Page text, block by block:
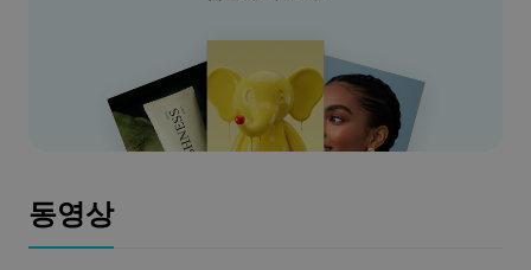
Dreamina Seedance 2.5
Nano Banana Pro
사용 사례
마케팅
효과 템플릿
크리에이티브 파트너 프로그램
CapCut 크리에이티브 캠퍼스
보안 센터
합합니다. 직관적인 인터페이스와 빠른 처리 속도로 작업의
효율성을 높이고, 고품질 이미지를 쉽게 완성하세요. 지금
CapCut - AI Tools와 함께 트렌디한 2023 배경 사진 편집을
시작해 보세요!
동영상